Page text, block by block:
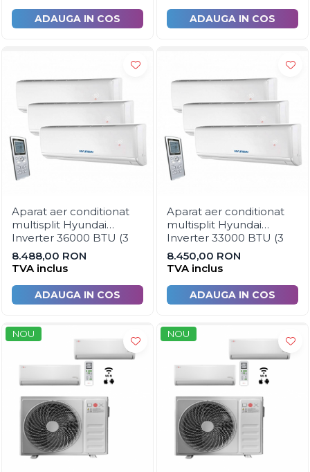
Termostate pentru ventilo-
Ventile termice de amestec
Traductoare
UPS-uri si stabilizatoare de
tensiune
Ventile liniare
Ventile electromagnetice
Automatizare centrala termica
Accesorii pentru echipamente
industriale
Echipamente pentru tratarea si
pomparea apei
Pompe submersibile
Pompe pentru piscine
Vase de expansiune pentru
hidrofor
Grupuri de pompare apa
Rezervoare apa si accesorii
ADAUGA IN COS ADAUGA IN COS
Aparat aer conditionat
multisplit Hyundai
Inverter 36000 BTU (3
unitati interioare x 12000
BTU)
8.488,00 RON
TVA inclus
ADAUGA IN COS
Aparat aer conditionat
multisplit Hyundai
Inverter 33000 BTU (3
unitati interioare 2 x
12000 BTU si 1 x 9000
8.450,00 RON
TVA inclus
ADAUGA IN COS
NOU NOU